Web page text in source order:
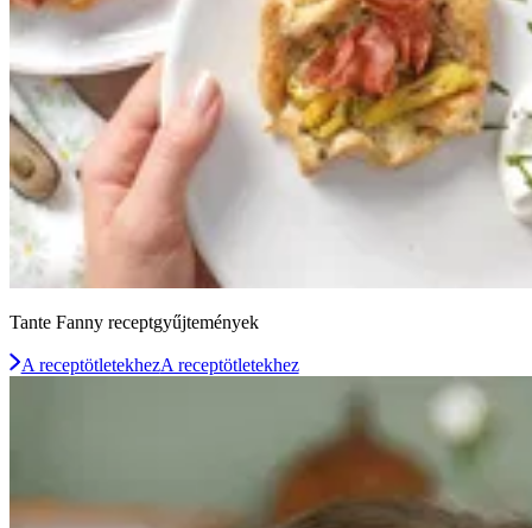
Tante Fanny receptgyűjtemények
A receptötletekhezA receptötletekhez